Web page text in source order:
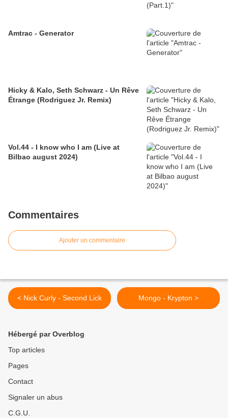
Amtrac - Generator
Hicky & Kalo, Seth Schwarz - Un Rêve
Étrange (Rodriguez Jr. Remix)
Vol.44 - I know who I am (Live at
Bilbao august 2024)
Commentaires
Ajouter un commentaire
< Nick Curly - Second Lick Mongo - Krypton >
Hébergé par Overblog
Top articles
Pages
Contact
Signaler un abus
C.G.U.